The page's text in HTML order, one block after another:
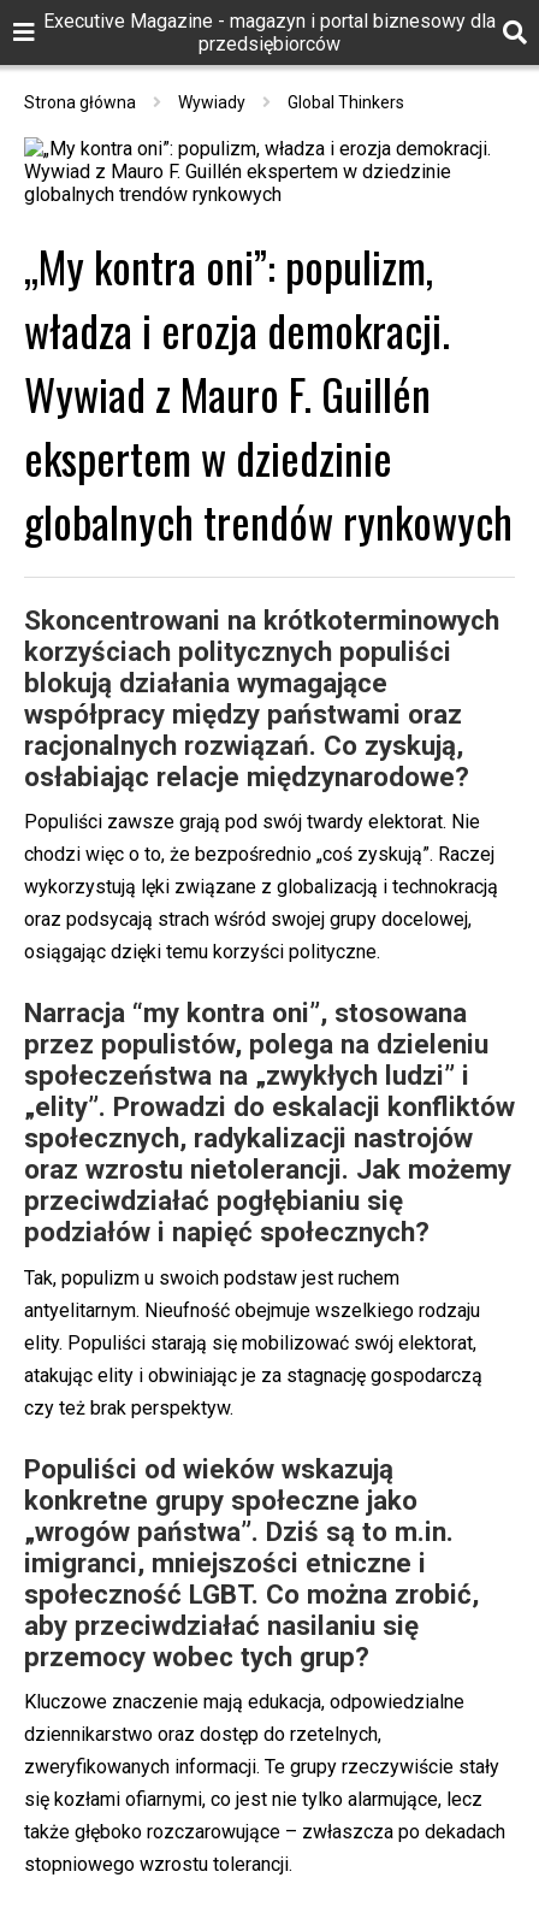
Executive Magazine - magazyn i portal biznesowy dla
przedsiębiorców
Strona główna Wywiady Global Thinkers
„My kontra oni”: populizm,
władza i erozja demokracji.
Wywiad z Mauro F. Guillén
ekspertem w dziedzinie
globalnych trendów rynkowych
Skoncentrowani na krótkoterminowych
korzyściach politycznych populiści
blokują działania wymagające
współpracy między państwami oraz
racjonalnych rozwiązań. Co zyskują,
osłabiając relacje międzynarodowe?
Populiści zawsze grają pod swój twardy elektorat. Nie
chodzi więc o to, że bezpośrednio „coś zyskują”. Raczej
wykorzystują lęki związane z globalizacją i technokracją
oraz podsycają strach wśród swojej grupy docelowej,
osiągając dzięki temu korzyści polityczne.
Narracja “my kontra oni”, stosowana
przez populistów, polega na dzieleniu
społeczeństwa na „zwykłych ludzi” i
„elity”. Prowadzi do eskalacji konfliktów
społecznych, radykalizacji nastrojów
oraz wzrostu nietolerancji. Jak możemy
przeciwdziałać pogłębianiu się
podziałów i napięć społecznych?
Tak, populizm u swoich podstaw jest ruchem
antyelitarnym. Nieufność obejmuje wszelkiego rodzaju
elity. Populiści starają się mobilizować swój elektorat,
atakując elity i obwiniając je za stagnację gospodarczą
czy też brak perspektyw.
Populiści od wieków wskazują
konkretne grupy społeczne jako
„wrogów państwa”. Dziś są to m.in.
imigranci, mniejszości etniczne i
społeczność LGBT. Co można zrobić,
aby przeciwdziałać nasilaniu się
przemocy wobec tych grup?
Kluczowe znaczenie mają edukacja, odpowiedzialne
dziennikarstwo oraz dostęp do rzetelnych,
zweryfikowanych informacji. Te grupy rzeczywiście stały
się kozłami ofiarnymi, co jest nie tylko alarmujące, lecz
także głęboko rozczarowujące – zwłaszcza po dekadach
stopniowego wzrostu tolerancji.